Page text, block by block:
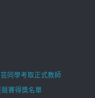
同學考取正式教師
賽得獎名單